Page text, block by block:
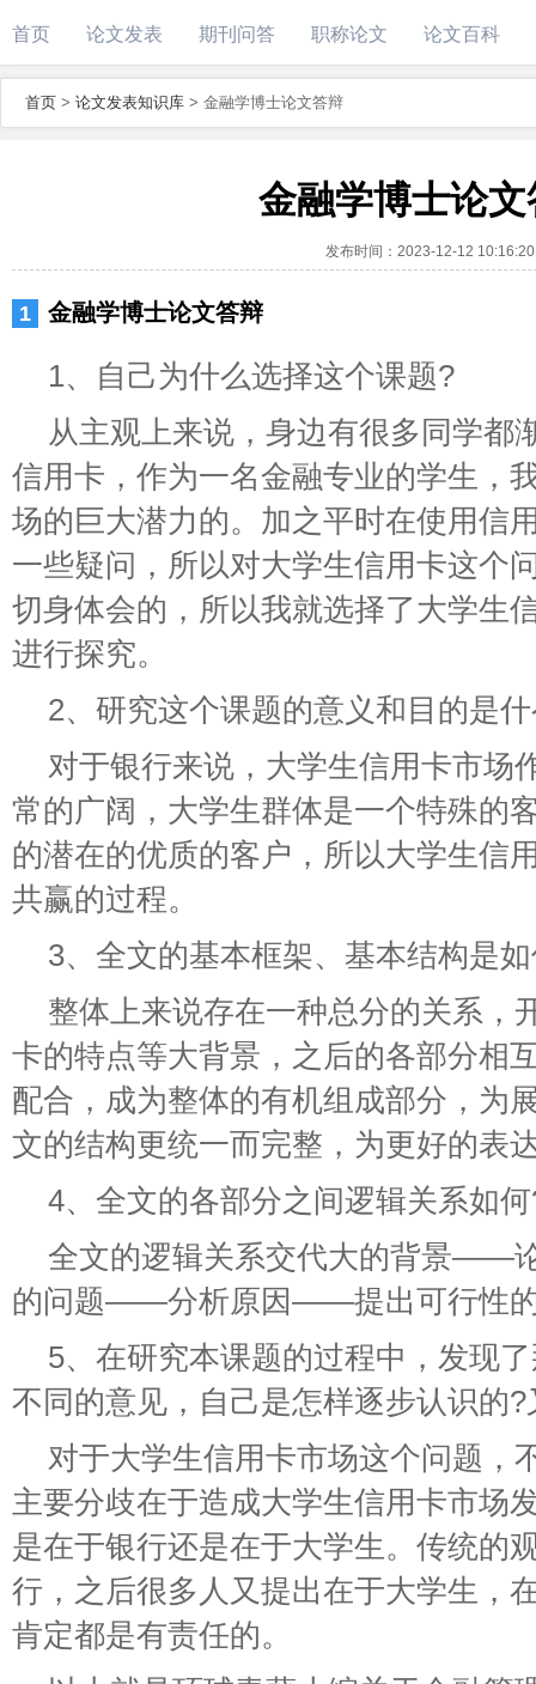
首页 论文发表 期刊问答 职称论文 论文百科
首页 > 论文发表知识库 > 金融学博士论文答辩
金融学博士论文
发布时间：2023-12-12 10:16:20
金融学博士论文答辩
1、自己为什么选择这个课题?
从主观上来说，身边有很多同学都
信用卡，作为一名金融专业的学生，
场的巨大潜力的。加之平时在使用信
一些疑问，所以对大学生信用卡这个
切身体会的，所以我就选择了大学生
进行探究。
2、研究这个课题的意义和目的是
对于银行来说，大学生信用卡市场
常的广阔，大学生群体是一个特殊的
的潜在的优质的客户，所以大学生信
共赢的过程。
3、全文的基本框架、基本结构是
整体上来说存在一种总分的关系，
卡的特点等大背景，之后的各部分相
配合，成为整体的有机组成部分，为
文的结构更统一而完整，为更好的表
4、全文的各部分之间逻辑关系如
全文的逻辑关系交代大的背景——
的问题——分析原因——提出可行性
5、在研究本课题的过程中，发现
不同的意见，自己是怎样逐步认识的
对于大学生信用卡市场这个问题，
主要分歧在于造成大学生信用卡市场
是在于银行还是在于大学生。传统的
行，之后很多人又提出在于大学生，
肯定都是有责任的。